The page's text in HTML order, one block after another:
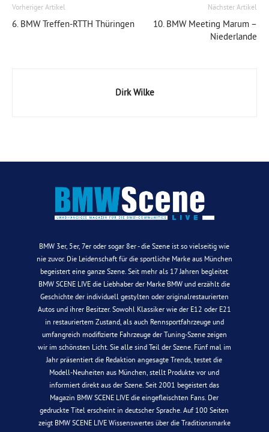
Vorheriger Artikel
6. BMW Treffen-RTTH Thüringen
Nächster Artikel
10. BMW Meeting Marum –
Niederlande
Dirk Wilke
BMW 3er, 5er, 7er oder sogar 8er - die Szene ist so vielseitig wie
nie zuvor. Die Leidenschaft für die sportliche Marke aus München
begeistert eine ganze Szene. Seit mehr als 17 Jahren begleitet
BMW SCENE LIVE die Liebhaber der Marke BMW und erzählt die
Geschichte der individuell gestylten oder originalrestaurierten
Autos und ihrer Besitzer. Sowohl Klassiker wie der E12 oder E21
in restauriertem Zustand, als auch Rennsportfahrzeuge und
umfangreich modifizierte Fahrzeuge der Tuning-Szene zeigen
wir im schönsten Licht. Sie alle sind Teil der Szene. Fünf mal im
Jahr präsentiert die Redaktion angesagte Trends, testet die
Modell-Neuheiten aus München, stellt Produkte vor und
informiert direkt aus der Szene. Seit 2001 begeistert das
Magazin BMW SCENE LIVE die eingefleischten Fans. Der
gedruckte Titel erscheint in deutscher Sprache. Auf 100 Seiten
zeigt BMW SCENE LIVE Wissenswertes über die Traditionsmarke